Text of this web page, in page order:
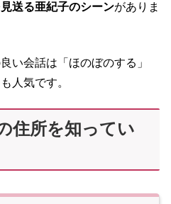
送る亜紀子のシーンがありま
い会話は「ほのぼのする」
人気です。
住所を知ってい